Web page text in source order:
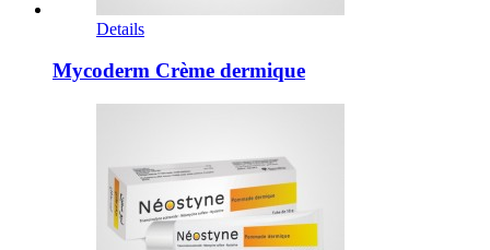
Details
Mycoderm Crème dermique